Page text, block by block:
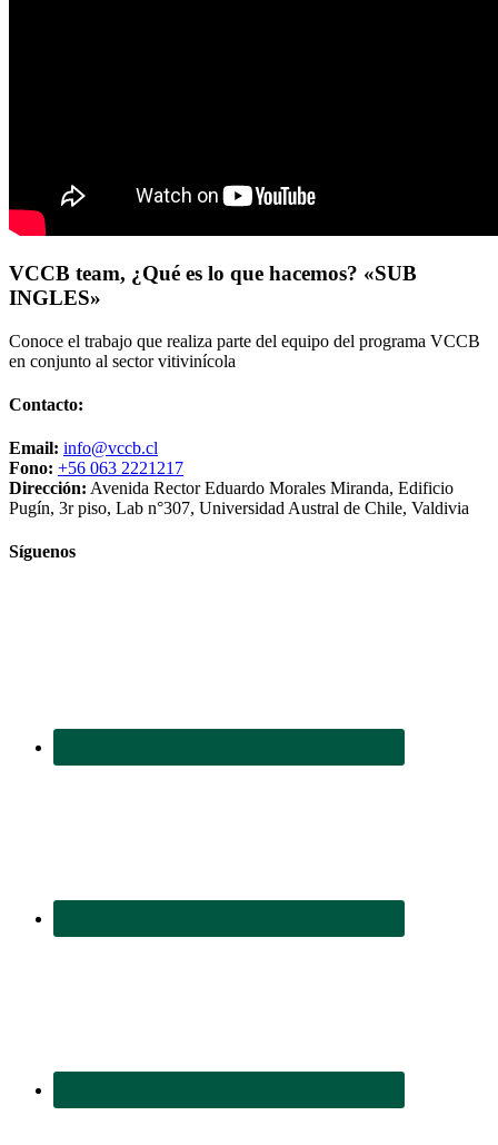
VCCB team, ¿Qué es lo que hacemos? «SUB
INGLES»
Conoce el trabajo que realiza parte del equipo del programa VCCB
en conjunto al sector vitivinícola
Contacto:
Email: info@vccb.cl
Fono: +56 063 2221217
Dirección: Avenida Rector Eduardo Morales Miranda, Edificio
Pugín, 3r piso, Lab n°307, Universidad Austral de Chile, Valdivia
Síguenos